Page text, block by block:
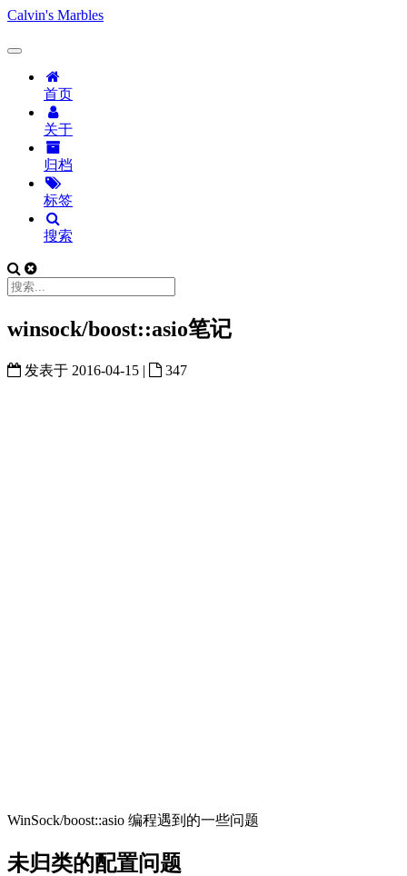
Calvin's Marbles
首页
关于
归档
标签
搜索
winsock/boost::asio笔记
发表于 2016-04-15 | 347
WinSock/boost::asio 编程遇到的一些问题
未归类的配置问题